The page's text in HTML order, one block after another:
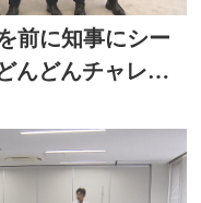
前に知事にシー
んどんチャレン